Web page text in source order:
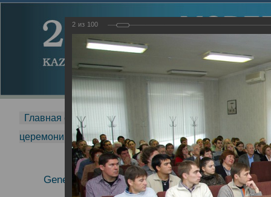
Главная страница - 2014 - Международная
церемонии вручения премии Zavoisky Award - 2008 г.
General Information
Report
2008 г.
2 из 100